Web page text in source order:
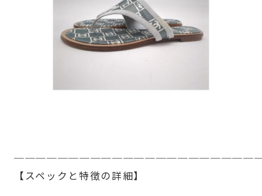
【スペックと特徴の詳細】